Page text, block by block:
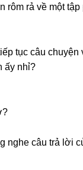
rôm rả về một
tục câu
ấy nhỉ?
nghe câu trả lời